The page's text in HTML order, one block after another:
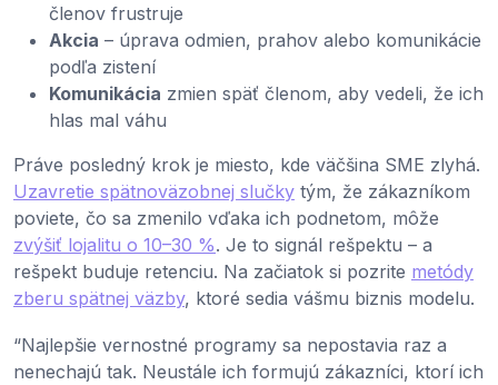
členov frustruje
Akcia – úprava odmien, prahov alebo komunikácie
podľa zistení
Komunikácia zmien späť členom, aby vedeli, že ich
hlas mal váhu
Práve posledný krok je miesto, kde väčšina SME zlyhá.
Uzavretie spätnoväzobnej slučky tým, že zákazníkom
poviete, čo sa zmenilo vďaka ich podnetom, môže
zvýšiť lojalitu o 10–30 %. Je to signál rešpektu – a
rešpekt buduje retenciu. Na začiatok si pozrite metódy
zberu spätnej väzby, ktoré sedia vášmu biznis modelu.
“Najlepšie vernostné programy sa nepostavia raz a
nenechajú tak. Neustále ich formujú zákazníci, ktorí ich